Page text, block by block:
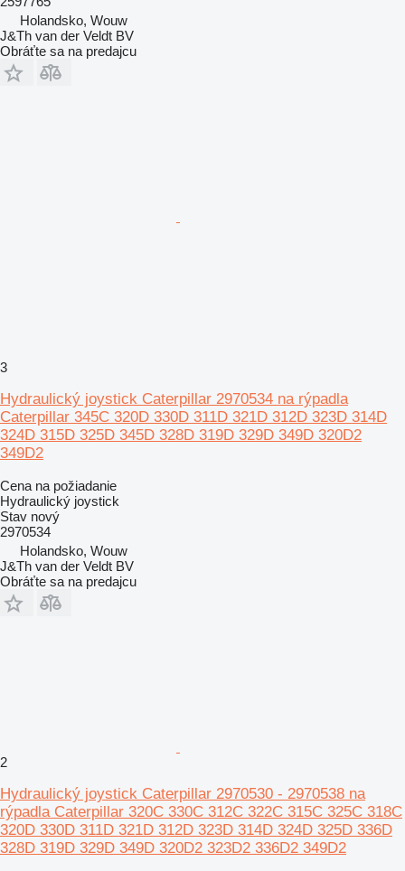
Holandsko, Wouw
J&Th van der Veldt BV
Obráťte sa na predajcu
3
Hydraulický joystick Caterpillar 2970534 na rýpadla
Caterpillar 345C 320D 330D 311D 321D 312D 323D 314D
324D 315D 325D 345D 328D 319D 329D 349D 320D2
349D2
Cena na požiadanie
Hydraulický joystick
Stav nový
2970534
Holandsko, Wouw
J&Th van der Veldt BV
Obráťte sa na predajcu
2
Hydraulický joystick Caterpillar 2970530 - 2970538 na
rýpadla Caterpillar 320C 330C 312C 322C 315C 325C 318C
320D 330D 311D 321D 312D 323D 314D 324D 325D 336D
328D 319D 329D 349D 320D2 323D2 336D2 349D2